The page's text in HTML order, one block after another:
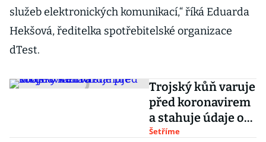
služeb elektronických komunikací,“ říká Eduarda
Hekšová, ředitelka spotřebitelské organizace
dTest.
Trojský kůň varuje
před koronavirem
a stahuje údaje o
kartách
Šetříme